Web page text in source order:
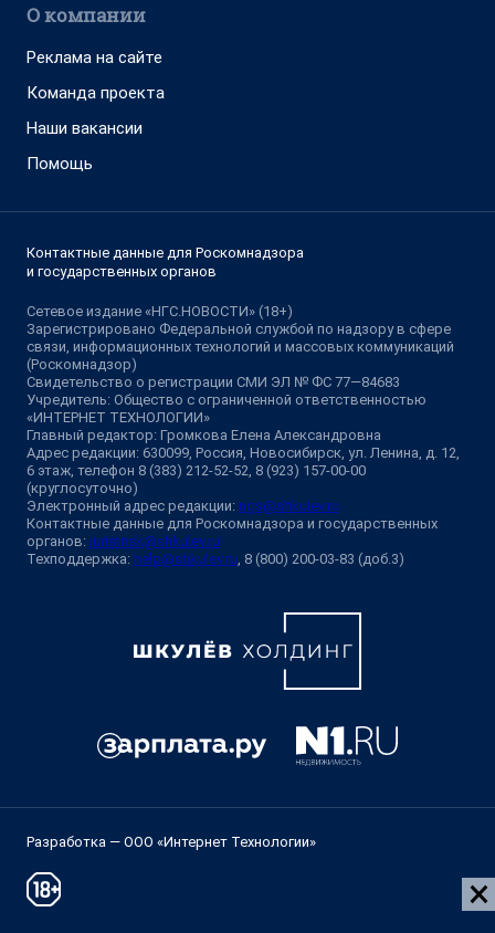
О компании
Реклама на сайте
Команда проекта
Наши вакансии
Помощь
Контактные данные для Роскомнадзора
и государственных органов
Сетевое издание «НГС.НОВОСТИ» (18+)
Зарегистрировано Федеральной службой по надзору в сфере
связи, информационных технологий и массовых коммуникаций
(Роскомнадзор)
Свидетельство о регистрации СМИ ЭЛ № ФС 77—84683
Учредитель: Общество с ограниченной ответственностью
«ИНТЕРНЕТ ТЕХНОЛОГИИ»
Главный редактор: Громкова Елена Александровна
Адрес редакции: 630099, Россия, Новосибирск, ул. Ленина, д. 12,
6 этаж, телефон 8 (383) 212-52-52, 8 (923) 157-00-00
(круглосуточно)
Электронный адрес редакции: ngs@shkulev.ru
Контактные данные для Роскомнадзора и государственных
органов: juristnsk@shkulev.ru
Техподдержка: help@shkulev.ru , 8 (800) 200-03-83 (доб.3)
Разработка — ООО «Интернет Технологии»